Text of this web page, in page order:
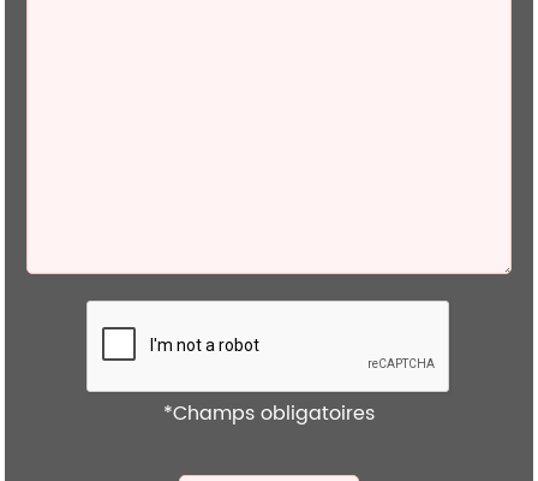
*Champs obligatoires